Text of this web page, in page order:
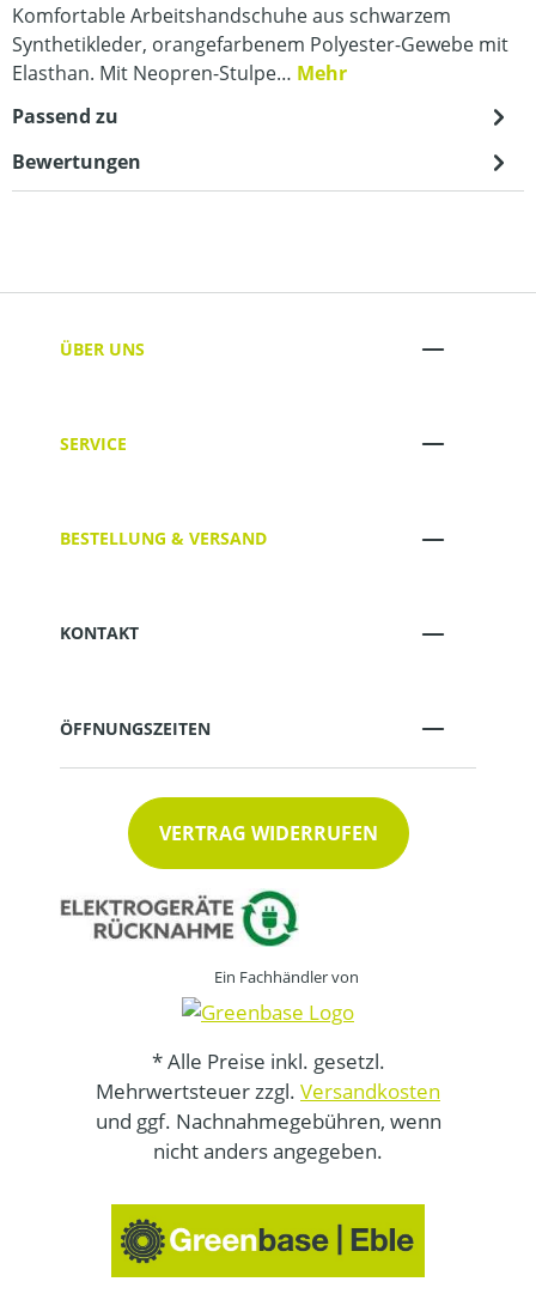
Komfortable Arbeitshandschuhe aus schwarzem
Synthetikleder, orangefarbenem Polyester-Gewebe mit
Elasthan. Mit Neopren-Stulpe… Mehr
Passend zu
Bewertungen
ÜBER UNS
SERVICE
BESTELLUNG & VERSAND
KONTAKT
ÖFFNUNGSZEITEN
VERTRAG WIDERRUFEN
Ein Fachhändler von
* Alle Preise inkl. gesetzl.
Mehrwertsteuer zzgl. Versandkosten
und ggf. Nachnahmegebühren, wenn
nicht anders angegeben.